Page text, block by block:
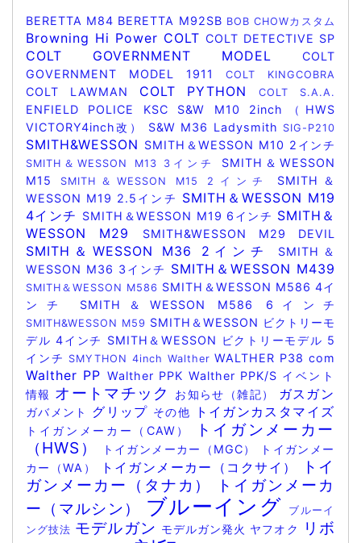
BERETTA M84 BERETTA M92SB BOB CHOWカスタム
Browning Hi Power COLT COLT DETECTIVE SP
COLT GOVERNMENT MODEL COLT
GOVERNMENT MODEL 1911 COLT KINGCOBRA
COLT LAWMAN COLT PYTHONCOLT S.A.A.
ENFIELD POLICE KSC S&W M10 2inch（HWS
VICTORY4inch改） S&W M36 Ladysmith SIG-P210
SMITH&WESSON SMITH＆WESSON M10 2インチ
SMITH＆WESSON M13 3インチ SMITH＆WESSON
M15
SMITH＆WESSON M15 2インチ SMITH＆
WESSON M19 2.5インチ SMITH＆WESSON M19
4インチ SMITH＆WESSON M19 6インチ SMITH＆
WESSON M29
SMITH&WESSON M29 DEVIL
SMITH＆WESSON M36 2インチ
SMITH＆
WESSON M36 3インチ SMITH＆WESSON M439
SMITH＆WESSON M586 SMITH＆WESSON M586 4イ
ンチ SMITH＆WESSON M586 6インチ
SMITH&WESSON M59 SMITH＆WESSON ビクトリーモ
デル 4インチ SMITH＆WESSON ビクトリーモデル 5
インチ SMYTHON 4inch WaltherWALTHER P38 com
Walther PP Walther PPK Walther PPK/S イベント
情報 オートマチック お知らせ（雑記） ガスガン
ガバメント グリップ その他 トイガンカスタマイズ
トイガンメーカー（CAW）
トイガンメーカー
（HWS）
トイガンメーカー（MGC）
トイガンメー
カー（WA）
トイガンメーカー（コクサイ）
トイ
ガンメーカー（タナカ）
トイガンメーカ
ー（マルシン） ブルーイング
ブルーイ
ング技法 モデルガン モデルガン発火 ヤフオク
リボ